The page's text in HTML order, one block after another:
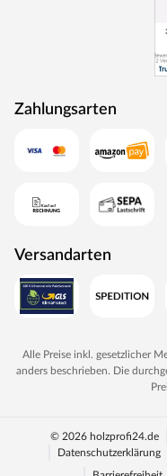
Zahlungsarten
Versandarten
Alle Preise inkl. gesetzlicher
anders beschrieben. Die
© 2026 holzprofi24.de
Datenschutzerklärung